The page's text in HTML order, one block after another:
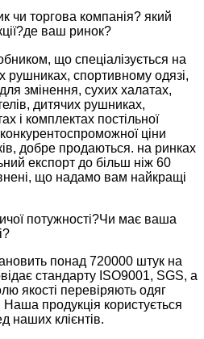
чи торгова компанія? який
ваш ринок?
що спеціалізується на
рушниках, спортивному одязі,
змінення, сухих халатах,
дитячих рушниках,
і комплектах постільної
конкурентоспроможної ціни
добре продаються. на ринках
експорт до більш ніж 60
що надамо вам найкращі
потужності?Чи має ваша
понад 720000 штук на
стандарту ISO9001, SGS, а
якості перевіряють одяг
Наша продукція користується
наших клієнтів.